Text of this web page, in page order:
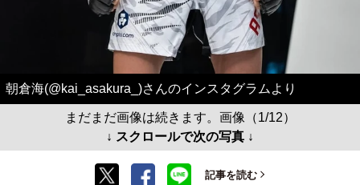
朝倉海(@kai_asakura_)さんのインスタグラムより
まだまだ画像は続きます。画像（1/12）
↓ スクロールで次の写真 ↓
記事を読む